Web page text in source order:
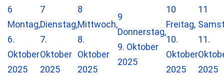
6
Montag,
6.
Oktober
2025
7
Dienstag,
7.
Oktober
2025
8
Mittwoch,
8.
Oktober
2025
9
Donnerstag,
9. Oktober
2025
10
Freitag,
10.
Oktober
2025
11
11.
2025